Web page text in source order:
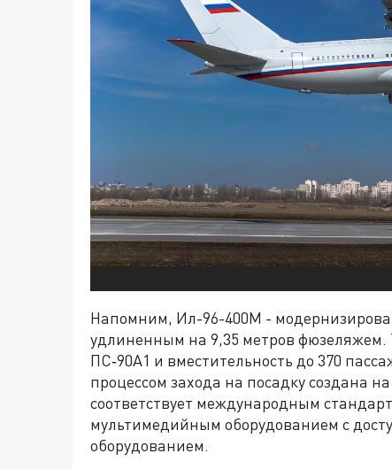
Напомним, Ил-96-400М -
удлиненным на 9,35 метров
ПС‑90А1 и вместительность до 370
процессом захода на посадку создана
соответствует международным
мультимедийным оборудованием с
оборудованием.